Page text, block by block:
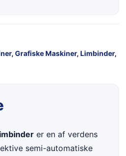
, Grafiske Maskiner, Limbinder,
er en af verdens
semi-automatiske